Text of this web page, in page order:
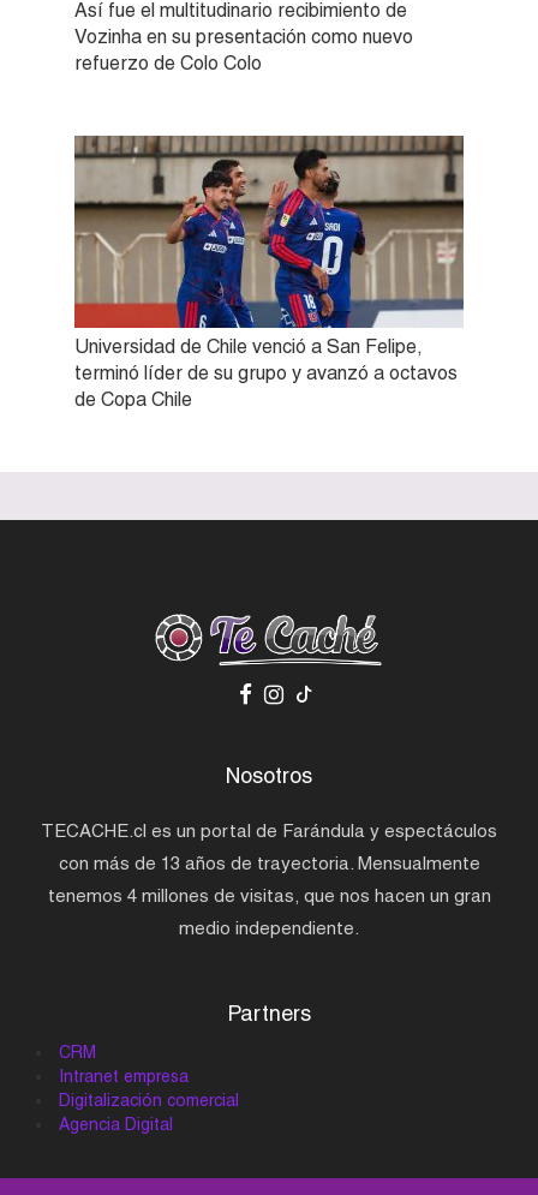
Así fue el multitudinario recibimiento de
Vozinha en su presentación como nuevo
refuerzo de Colo Colo
Universidad de Chile venció a San Felipe,
terminó líder de su grupo y avanzó a octavos
de Copa Chile
Nosotros
TECACHE.cl es un portal de Farándula y espectáculos
con más de 13 años de trayectoria. Mensualmente
tenemos 4 millones de visitas, que nos hacen un gran
medio independiente.
Partners
CRM
Intranet empresa
Digitalización comercial
Agencia Digital